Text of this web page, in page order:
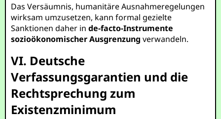
Das Versäumnis, humanitäre Ausnahmeregelungen
wirksam umzusetzen, kann formal gezielte
Sanktionen daher inde-facto-Instrumente
sozioökonomischer Ausgrenzung verwandeln.
VI. Deutsche
Verfassungsgarantien und die
Rechtsprechung zum
Existenzminimum